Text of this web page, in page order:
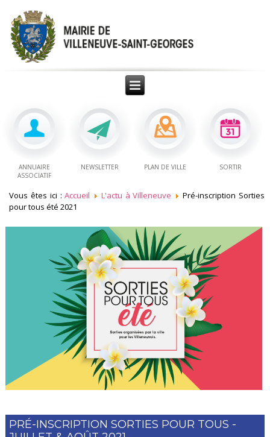
ANNUAIRE
ASSOCIATIF
NEWSLETTER PLAN DE VILLE SORTIR
Vous êtes ici :Accueil L'actu à Villeneuve
Pré-inscription Sorties
pour tous été 2021
PRÉ-INSCRIPTION SORTIES POUR TOUS -